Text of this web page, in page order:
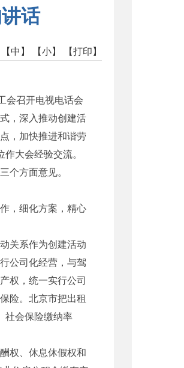
话
【中】 【小】 【打印】
会召开电视电话会
，深入推动创建活
，加快推进和谐劳
大会经验交流。
个方面意见。
，细化方案，精心
关系作为创建活动
公司化经营，与驾
权，统一实行公司
险。北京市把出租
社会保险缴纳率
权、休息休假权和